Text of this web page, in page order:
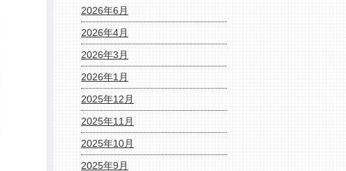
2026年6月
2026年4月
2026年3月
2026年1月
2025年12月
2025年11月
2025年10月
2025年9月